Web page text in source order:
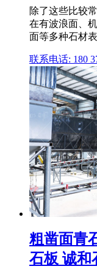
除了这些比较
在有波浪面、
面等多种石材
联系电话: 180
粗凿面青
石板 诚和